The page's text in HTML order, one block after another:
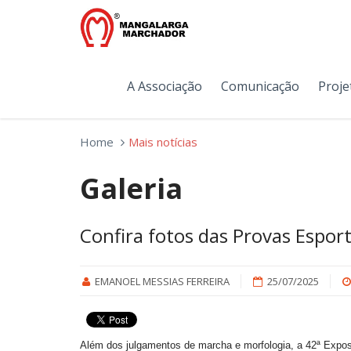
A Associação Comunicação
Home Mais notícias
Galeria
Confira fotos das Provas
EMANOEL MESSIAS FERREIRA 25/07/2025
Além dos julgamentos de marcha e morfologia, a 42ª